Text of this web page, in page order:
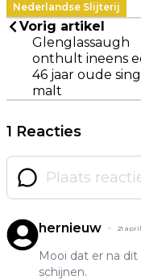
Nederlandse Slijterij
Vorig artikel
Glenglassaugh
onthult ineens
46 jaar oude
malt
1 Reacties
hernieuw 21
Mooi dat er na
schijnen.